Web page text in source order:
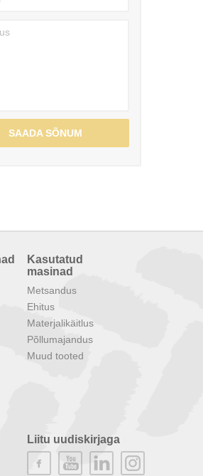
SAADA SÕNUM
Kasutatud
masinad
Metsandus
Ehitus
Materjalikäitlus
Põllumajandus
Muud tooted
Liitu uudiskirjaga